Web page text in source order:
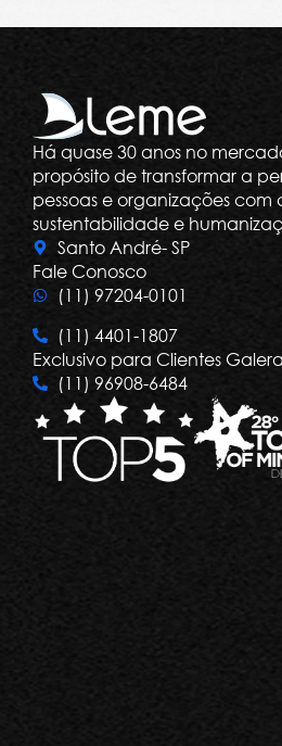
Há quase 30 anos no
propósito de transformar a
pessoas e organizações
sustentabilidade e
Santo André- SP
Fale Conosco
(11) 97204-0101
(11) 4401-1807
Exclusivo para Clientes
(11) 96908-6484